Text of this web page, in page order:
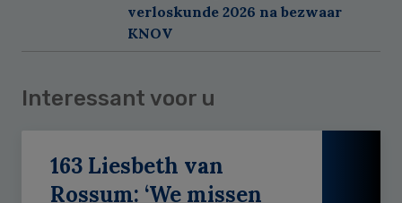
verloskunde 2026 na bezwaar
KNOV
Interessant voor u
163 Liesbeth van
Rossum: ‘We missen